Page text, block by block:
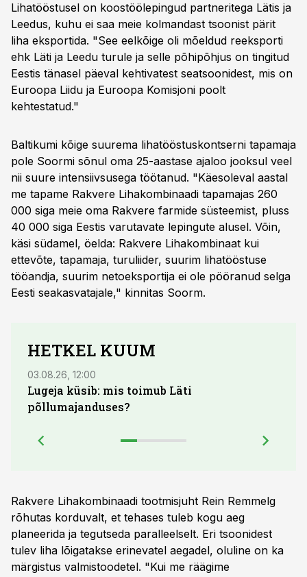
Lihatööstusel on koostöölepingud partneritega Lätis ja
Leedus, kuhu ei saa meie kolmandast tsoonist pärit
liha eksportida. "See eelkõige oli mõeldud reeksporti
ehk Läti ja Leedu turule ja selle põhipõhjus on tingitud
Eestis tänasel päeval kehtivatest seatsoonidest, mis on
Euroopa Liidu ja Euroopa Komisjoni poolt
kehtestatud."
Baltikumi kõige suurema lihatööstuskontserni tapamaja
pole Soormi sõnul oma 25-aastase ajaloo jooksul veel
nii suure intensiivsusega töötanud. "Käesoleval aastal
me tapame Rakvere Lihakombinaadi tapamajas 260
000 siga meie oma Rakvere farmide süsteemist, pluss
40 000 siga Eestis varutavate lepingute alusel. Võin,
käsi südamel, öelda: Rakvere Lihakombinaat kui
ettevõte, tapamaja, turuliider, suurim lihatööstuse
tööandja, suurim netoeksportija ei ole pööranud selga
Eesti seakasvatajale," kinnitas Soorm.
HETKEL KUUM
03.08.26, 12:00
Lugeja küsib: mis toimub Läti
põllumajanduses?
Rakvere Lihakombinaadi tootmisjuht Rein Remmelg
rõhutas korduvalt, et tehases tuleb kogu aeg
planeerida ja tegutseda paralleelselt. Eri tsoonidest
tulev liha lõigatakse erinevatel aegadel, oluline on ka
märgistus valmistoodetel. "Kui me räägime